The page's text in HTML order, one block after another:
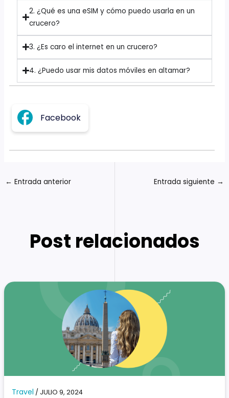
2. ¿Qué es una eSIM y cómo puedo usarla en un
crucero?
3. ¿Es caro el internet en un crucero?
4. ¿Puedo usar mis datos móviles en altamar?
Facebook
← Entrada anterior Entrada siguiente →
Post relacionados
Travel / JULIO 9, 2024